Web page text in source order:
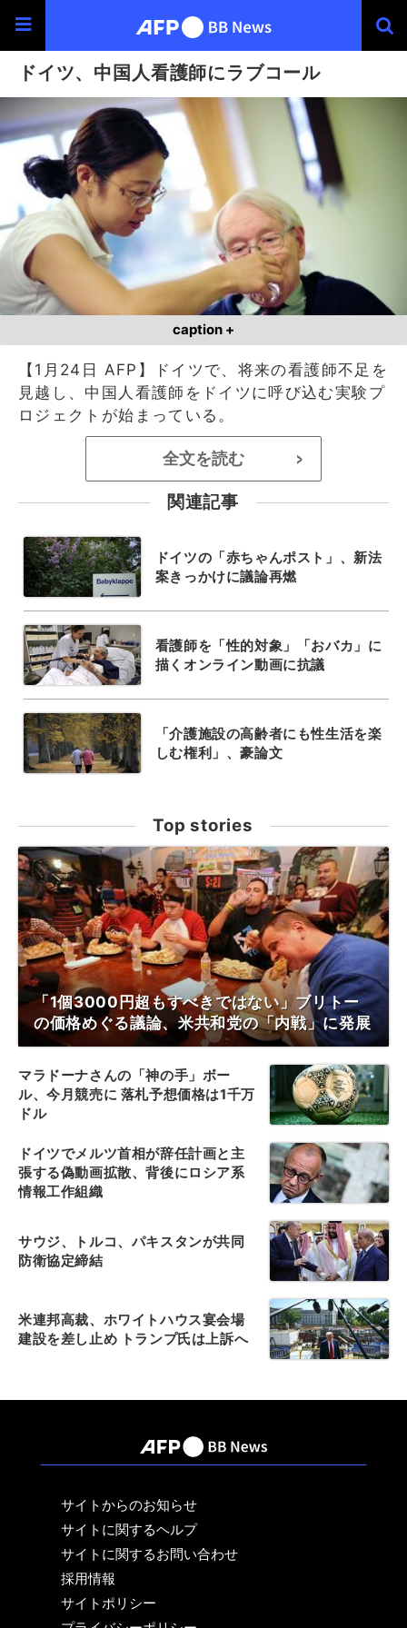
ドイツ、中国人看護師にラブコール
caption +
【1月24日 AFP】ドイツで、将来の看護師不足を
見越し、中国人看護師をドイツに呼び込む実験プ
ロジェクトが始まっている。
全文を読む >
関連記事
ドイツの「赤ちゃんポスト」、新法
案きっかけに議論再燃
看護師を「性的対象」「おバカ」に
描くオンライン動画に抗議
「介護施設の高齢者にも性生活を楽
しむ権利」、豪論文
Top stories
「1個3000円超もすべきではない」ブリトー
の価格めぐる議論、米共和党の「内戦」に発展
マラドーナさんの「神の手」ボー
ル、今月競売に 落札予想価格は1千万
ドル
ドイツでメルツ首相が辞任計画と主
張する偽動画拡散、背後にロシア系
情報工作組織
サウジ、トルコ、パキスタンが共同
防衛協定締結
米連邦高裁、ホワイトハウス宴会場
建設を差し止め トランプ氏は上訴へ
サイトからのお知らせ
サイトに関するヘルプ
サイトに関するお問い合わせ
採用情報
サイトポリシー